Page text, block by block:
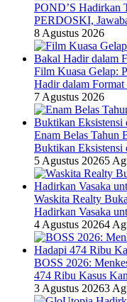
POND’S
PERDOSKI,
8 Agustus 2026
Film Kuasa Gelap:
Hadir dalam
7 Agustus 2026
Enam Belas Tahun
Buktikan Eksistensi
5 Agustus 20265
Waskita Realty
Hadirkan Vasaka
4 Agustus 20264
BOSS 2026:
474 Ribu Kasus
3 Agustus 20263